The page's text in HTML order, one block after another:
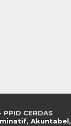
PPID CERDAS
Akuntabel,